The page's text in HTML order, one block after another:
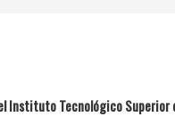
Tecnológico Superior